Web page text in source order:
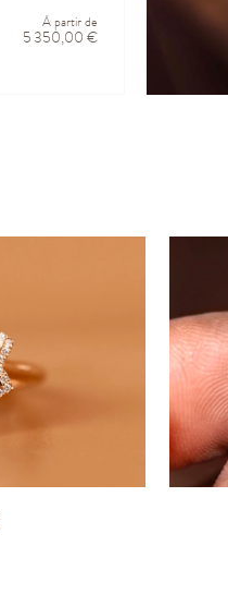
À partir de
5 350,00 €